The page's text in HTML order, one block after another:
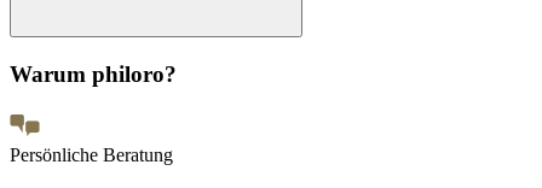
Warum philoro?
Persönliche Beratung